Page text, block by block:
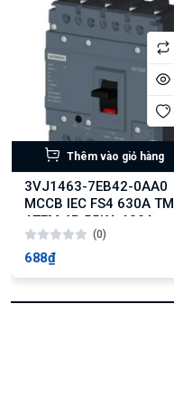
Thêm vào giỏ hàng
3VJ1463-7EB42-0AA0
MCCB IEC FS4 630A TM
ATFM 4P 55KA 630A
(0)
688₫